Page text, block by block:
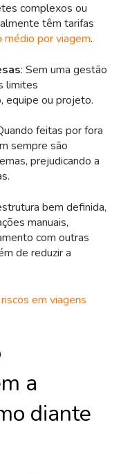
complexos ou
têm tarifas
médio por viagem.
: Sem uma gestão
limites
equipe ou projeto.
feitas por fora
sempre são
prejudicando a
bem definida,
manuais,
com outras
de reduzir a
em viagens
a
diante